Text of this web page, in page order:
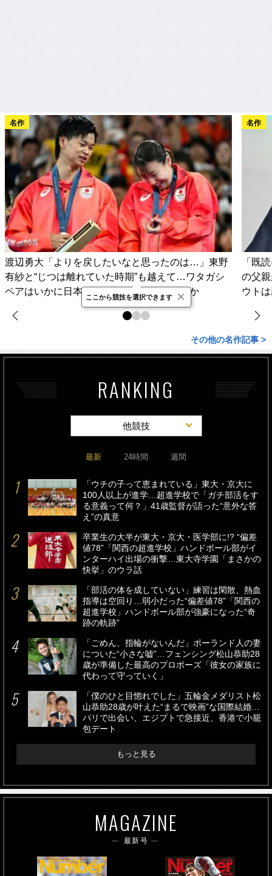
名作
渡辺勇大「よりを戻したいなと思ったのは…」東野
有紗と“じつは離れていた時期”も越えて…ワタガシ
ペアはいかに日本バド界の歴史を変えたのか
名作
「既
の父
ウト
その他の名作記事 >
RANKING
他競技
最新 24時間 週間
「ウチの子って恵まれている」東大・京大に
100人以上が進学…超進学校で「ガチ部活をす
る意義って何？」41歳監督が語った“意外な答
え”の真意
卒業生の大半が東大・京大・医学部に!? “偏差
値78”「関西の超進学校」ハンドボール部がイ
ンターハイ出場の衝撃…東大寺学園「まさかの
快挙」のウラ話
「部活の体を成していない」練習は閑散、熱血
指導は空回り…弱小だった“偏差値78”「関西の
超進学校」ハンドボール部が強豪になった“奇
跡の軌跡”
「ごめん、指輪がないんだ」ポーランド人の妻
についた“小さな嘘”…フェンシング松山恭助28
歳が準備した最高のプロポーズ「彼女の家族に
代わって守っていく」
「僕のひと目惚れでした」五輪金メダリスト松
山恭助28歳が叶えた“まるで映画”な国際結婚…
パリで出会い、エジプトで急接近、香港で小籠
包デート
もっと見る
MAGAZINE
最新号
ここから競技を選択できます ×